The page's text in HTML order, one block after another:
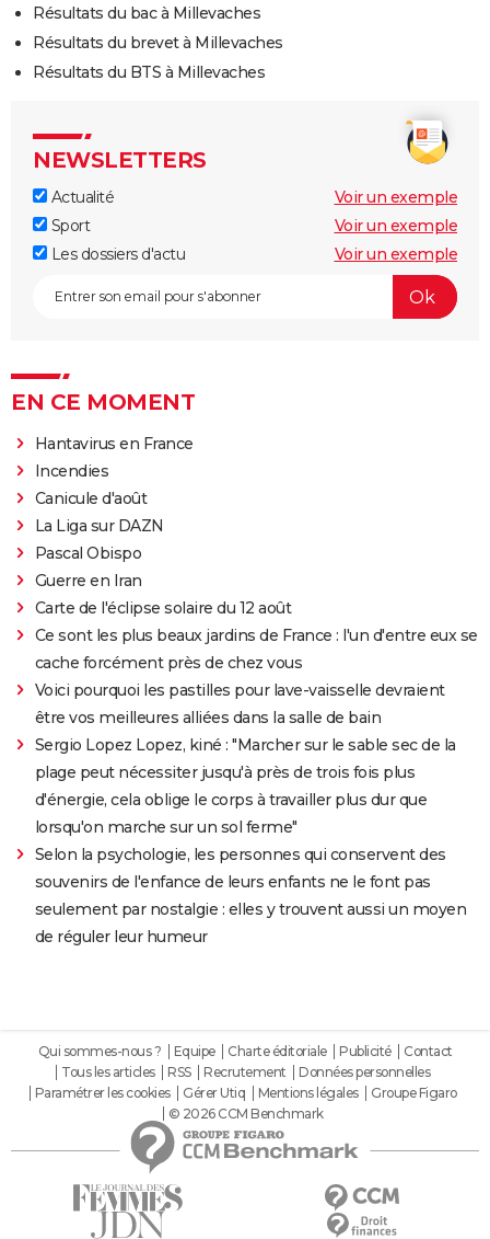
Résultats du bac à Millevaches
Résultats du brevet à Millevaches
Résultats du BTS à Millevaches
NEWSLETTERS
Actualité
Voir un exemple
Sport
Voir un exemple
Les dossiers d'actu
Voir un exemple
EN CE MOMENT
Hantavirus en France
Incendies
Canicule d'août
La Liga sur DAZN
Pascal Obispo
Guerre en Iran
Carte de l'éclipse solaire du 12 août
Ce sont les plus beaux jardins de France : l'un d'entre eux se
cache forcément près de chez vous
Voici pourquoi les pastilles pour lave-vaisselle devraient
être vos meilleures alliées dans la salle de bain
Sergio Lopez Lopez, kiné : "Marcher sur le sable sec de la
plage peut nécessiter jusqu'à près de trois fois plus
d'énergie, cela oblige le corps à travailler plus dur que
lorsqu'on marche sur un sol ferme"
Selon la psychologie, les personnes qui conservent des
souvenirs de l'enfance de leurs enfants ne le font pas
seulement par nostalgie : elles y trouvent aussi un moyen
de réguler leur humeur
Qui sommes-nous ? Equipe Charte éditoriale Publicité
Contact
Tous les articles
RSS Recrutement
Données personnelles
Paramétrer les cookies
Gérer Utiq Mentions légales
Groupe Figaro
© 2026 CCM Benchmark